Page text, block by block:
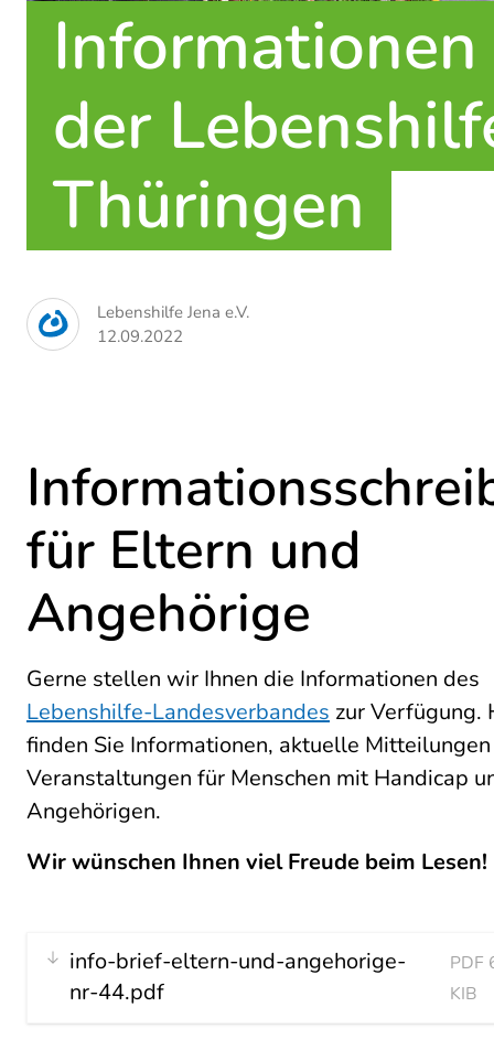
Informationen
der
Thüringen
Lebenshilfe Jena e.V.
12.09.2022
für Eltern und
Angehörige
Gerne stellen wir Ihnen die Informationen des
Lebenshilfe-Landesverbandes zur Verfügung.
finden Sie Informationen, aktuelle
Veranstaltungen für Menschen mit Handicap
Angehörigen.
Wir wünschen Ihnen viel Freude beim Lesen!
info-brief-eltern-und-angehorige-
nr-44.pdf
PDF
KIB